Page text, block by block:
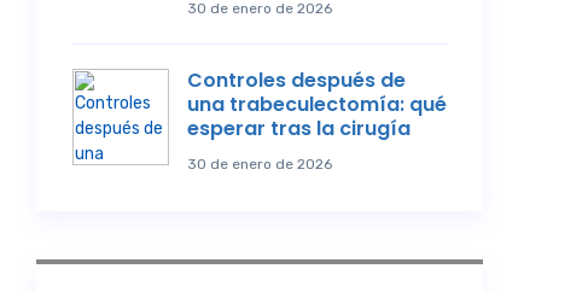
30 de enero de 2026
Controles después de
una trabeculectomía: qué
esperar tras la cirugía
30 de enero de 2026